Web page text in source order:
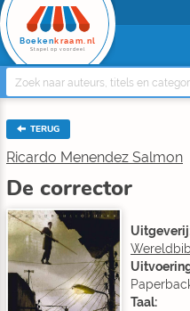
Boeken kraam.nl
Stapel op voordeel
TERUG
Ricardo Menendez Salmon
De corrector
Taal: